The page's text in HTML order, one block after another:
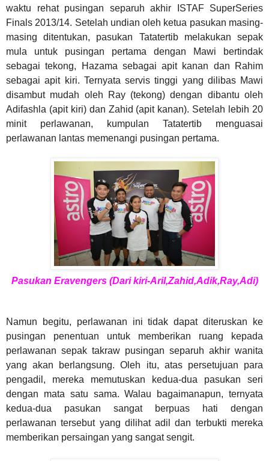
waktu rehat pusingan separuh akhir ISTAF SuperSeries
Finals 2013/14. Setelah undian oleh ketua pasukan masing-
masing ditentukan, pasukan Tatatertib melakukan sepak
mula untuk pusingan pertama dengan Mawi bertindak
sebagai tekong, Hazama sebagai apit kanan dan Rahim
sebagai apit kiri. Ternyata servis tinggi yang dilibas Mawi
disambut mudah oleh Ray (tekong) dengan dibantu oleh
Adifashla (apit kiri) dan Zahid (apit kanan). Setelah lebih 20
minit perlawanan, kumpulan Tatatertib menguasai
perlawanan lantas memenangi pusingan pertama.
Pasukan Eravengers (Dari kiri-Aril,Zahid,Adik,Ray,Adi)
Namun begitu, perlawanan ini tidak dapat diteruskan ke
pusingan penentuan untuk memberikan ruang kepada
perlawanan sepak takraw pusingan separuh akhir wanita
yang akan berlangsung. Oleh itu, atas persetujuan para
pengadil, mereka memutuskan kedua-dua pasukan seri
dengan mata satu sama. Walau bagaimanapun, ternyata
kedua-dua pasukan sangat berpuas hati dengan
perlawanan tersebut yang dilihat adil dan terbukti mereka
memberikan persaingan yang sangat sengit.